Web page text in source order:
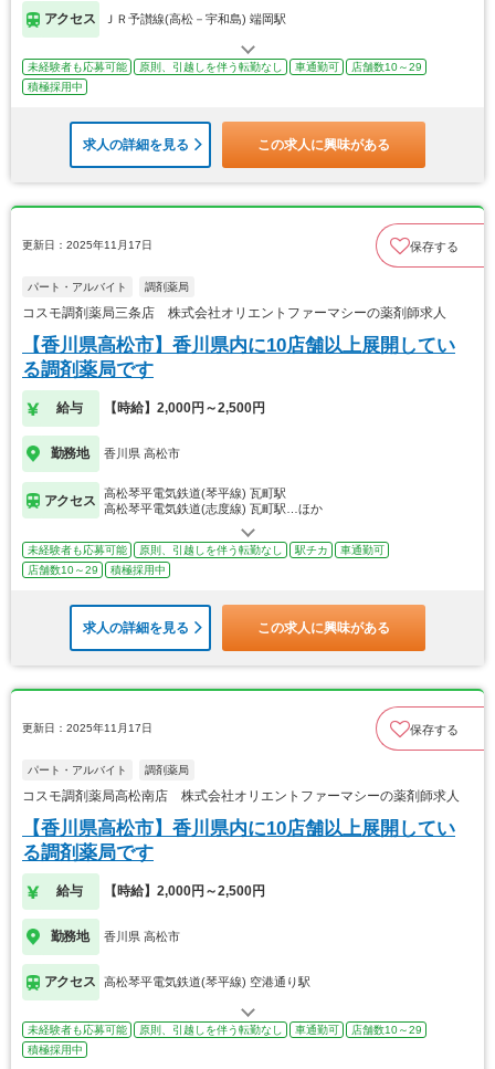
アクセス ＪＲ予讃線(高松－宇和島) 端岡駅
未経験者も応募可能 原則、引越しを伴う転勤なし 車通勤可
店舗数10～29
積極採用中
求人の詳細を見る この求人に興味がある
更新日：2025年11月17日 保存する
パート・アルバイト 調剤薬局
コスモ調剤薬局三条店 株式会社オリエントファーマシーの薬剤師求人
【香川県高松市】香川県内に10店舗以上展開してい
る調剤薬局です
給与 【時給】2,000円～2,500円
勤務地 香川県 高松市
アクセス
高松琴平電気鉄道(琴平線) 瓦町駅
高松琴平電気鉄道(志度線) 瓦町駅…ほか
未経験者も応募可能 原則、引越しを伴う転勤なし 駅チカ
車通勤可
店舗数10～29
積極採用中
求人の詳細を見る この求人に興味がある
更新日：2025年11月17日 保存する
パート・アルバイト 調剤薬局
コスモ調剤薬局高松南店 株式会社オリエントファーマシーの薬剤師求人
【香川県高松市】香川県内に10店舗以上展開してい
る調剤薬局です
給与 【時給】2,000円～2,500円
勤務地 香川県 高松市
アクセス 高松琴平電気鉄道(琴平線) 空港通り駅
未経験者も応募可能 原則、引越しを伴う転勤なし 車通勤可
店舗数10～29
積極採用中